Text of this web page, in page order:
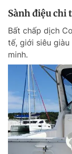
Sành điệu chi
Bất chấp dịch
tế, giới siêu
minh.